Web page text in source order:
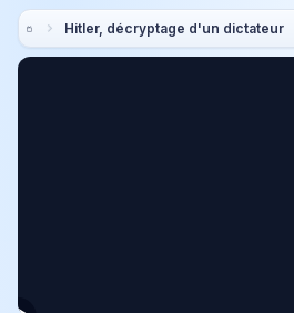
Hitler, décryptage d'un dictateur